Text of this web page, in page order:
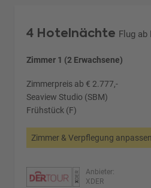
4 Hotelnächte Flug ab
Zimmer 1 (2 Erwachsene)
Zimmerpreis ab € 2.777,-
Seaview Studio (SBM)
Frühstück (F)
Zimmer & Verpflegung anpassen
Anbieter:
XDER